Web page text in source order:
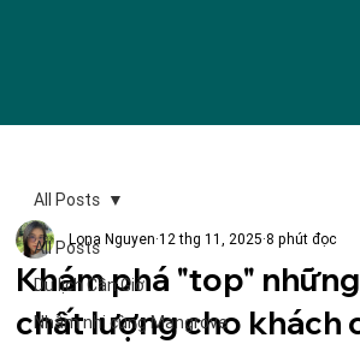
All Posts
Du lịch Cần Giờ
Nhâm nhi cùng Mangrove
All Posts
Khám phá "top"
chất lượng cho khách
Lona Nguyen 12 thg 11, 2025 8 phút đọc